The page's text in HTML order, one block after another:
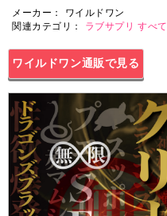
メーカー：
ワイルドワン
関連カテゴリ：
ラブサプリ すべて
ワイルドワン通販で見る